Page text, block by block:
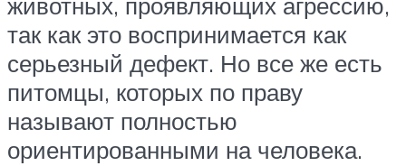
так как это воспринимается как
серьезный дефект. Но все же есть
питомцы, которых по праву
называют полностью
ориентированными на человека.